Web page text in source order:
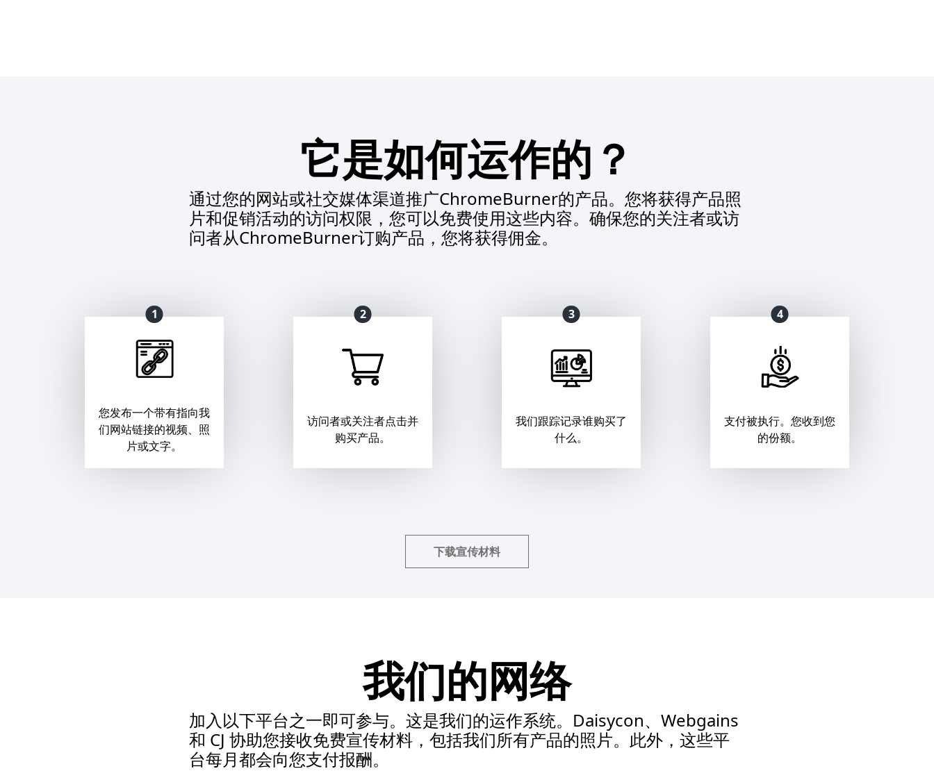
它是如何运作的？
通过您的网站或社交媒体渠道推广ChromeBurner的产品。您将获得产品照
片和促销活动的访问权限，您可以免费使用这些内容。确保您的关注者或访
问者从ChromeBurner订购产品，您将获得佣金。
1
您发布一个带有指向我
们网站链接的视频、照
片或文字。
2
访问者或关注者点击并
购买产品。
3
我们跟踪记录谁购买了
什么。
4
支付被执行。您收到您
的份额。
下载宣传材料
我们的网络
加入以下平台之一即可参与。这是我们的运作系统。Daisycon、Webgains
和 CJ 协助您接收免费宣传材料，包括我们所有产品的照片。此外，这些平
台每月都会向您支付报酬。